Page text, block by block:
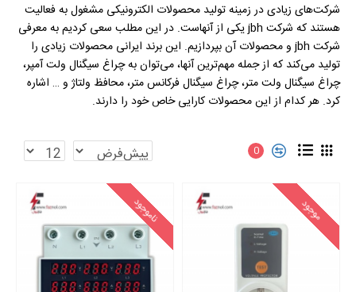
شرکت‌های زیادی در زمینه تولید محصولات الکترونیکی مشغول به فعالیت
هستند که شرکت jbh یکی از آنهاست. در این مطلب سعی کردیم به معرفی
شرکت jbh و محصولات آن بپردازیم. این برند ایرانی محصولات زیادی را
تولید می‌کند که از جمله مهم‌ترین آنها، می‌توان به چراغ سیگنال ولت آمپر،
چراغ سیگنال ولت متر، چراغ سیگنال فرکانس متر، محافظ ولتاژ و … اشاره
کرد. هر کدام از این محصولات کارایی خاص خود را دارند.
0
موجود ناموجود